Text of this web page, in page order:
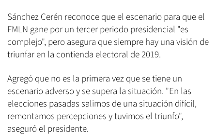
Sánchez Cerén reconoce que el escenario para que el
FMLN gane por un tercer periodo presidencial "es
complejo", pero asegura que siempre hay una visión de
triunfar en la contienda electoral de 2019.
Agregó que no es la primera vez que se tiene un
escenario adverso y se supera la situación. "En las
elecciones pasadas salimos de una situación difícil,
remontamos percepciones y tuvimos el triunfo",
aseguró el presidente.